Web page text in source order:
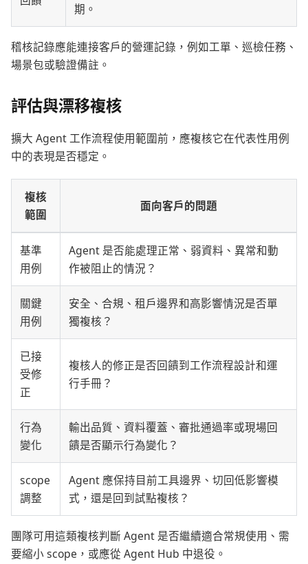
期。
稽核記錄應能連接客戶的營運記錄，例如工單、巡檢任務、
場景包或驗證備註。
評估與漂移複核
擴大 Agent 工作流程使用範圍前，應複核它在代表性用例
中的表現是否穩定。
複核
範圍
面向客戶的問題
基準
用例
Agent 是否能處理正常、弱資料、異常和動
作被阻止的情況？
關鍵
用例
安全、合規、租戶邊界和高影響情況是否單
獨複核？
已接
受修
正
複核人的修正是否回饋到工作流程設計和運
行手冊？
行為
變化
輸出品質、資料覆蓋、審批通過率或現場回
饋是否顯示行為變化？
scope
調整
Agent 應保持目前工具邊界、切回低影響模
式，還是回到試點複核？
團隊可用這類複核判斷 Agent 是否繼續適合常規使用、需
要縮小 scope，或應從 Agent Hub 中退役。